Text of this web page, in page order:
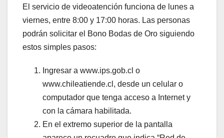
El servicio de videoatención funciona de lunes a
viernes, entre 8:00 y 17:00 horas. Las personas
podrán solicitar el Bono Bodas de Oro siguiendo
estos simples pasos:
Ingresar a www.ips.gob.cl o
www.chileatiende.cl, desde un celular o
computador que tenga acceso a Internet y
con la cámara habilitada.
En el extremo superior de la pantalla